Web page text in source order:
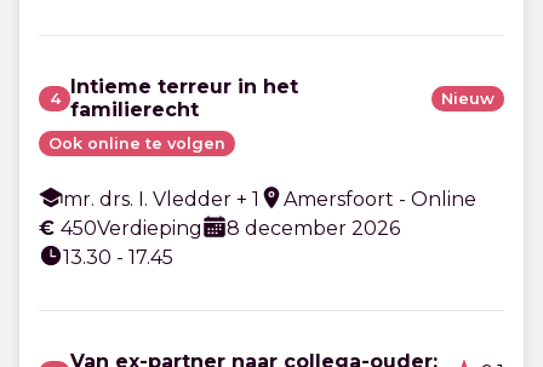
4
Intieme terreur in het
familierecht
Nieuw
Ook online te volgen
mr. drs. I. Vledder + 1
Amersfoort - Online
€ 450Verdieping
8 december 2026
13.30 - 17.45
Van ex-partner naar collega-ouder: